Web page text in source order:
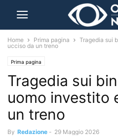
Home Prima pagina
Tragedia sui
ucciso da un treno
Prima pagina
Tragedia sui
uomo investito
un treno
By Redazione - 29 Maggio 2026